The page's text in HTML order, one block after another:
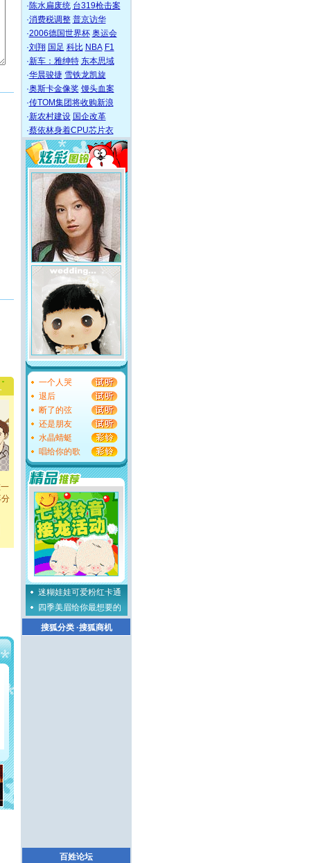
,
天
吻
·陈水扁废统 台319枪击案
·消费税调整 普京访华
·2006德国世界杯 奥运会
·刘翔 国足 科比 NBA F1
·新车：雅绅特 东本思域
·华晨骏捷 雪铁龙凯旋
·奥斯卡金像奖 馒头血案
·传TOM集团将收购新浪
·新农村建设 国企改革
·蔡依林身着CPU芯片衣
一个人哭
退后
断了的弦
还是朋友
水晶蜻蜓
唱给你的歌
迷糊娃娃可爱粉红卡通
四季美眉给你最想要的
搜狐分类·搜狐商机
百姓论坛